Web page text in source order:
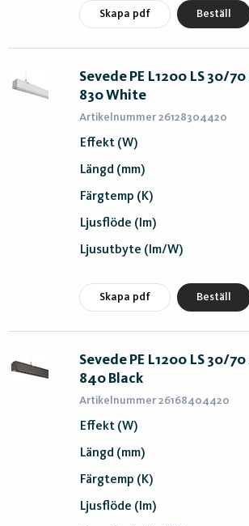
Skapa pdf Beställ
Sevede PE L1200 LS 30/
830 White
Artikelnummer 26128304420
Effekt (W)
Längd (mm)
Färgtemp (K)
Ljusflöde (lm)
Ljusutbyte (lm/W)
Skapa pdf Beställ
Sevede PE L1200 LS 30/
840 Black
Artikelnummer 26168404420
Effekt (W)
Längd (mm)
Färgtemp (K)
Ljusflöde (lm)